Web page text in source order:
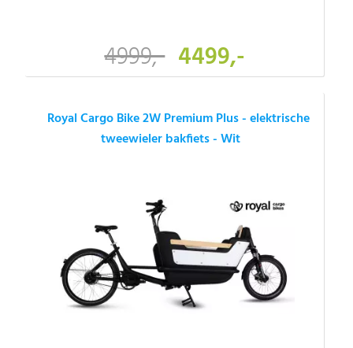
4999,- 4499,-
Royal Cargo Bike 2W Premium Plus - elektrische
tweewieler bakfiets - Wit